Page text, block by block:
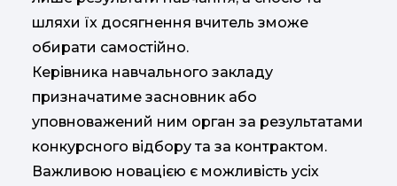
шляхи їх досягнення вчитель зможе
обирати самостійно.
Керівника навчального закладу
призначатиме засновник або
уповноважений ним орган за результатами
конкурсного відбору та за контрактом.
Важливою новацією є можливість усіх